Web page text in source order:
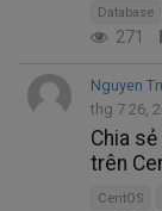
Database
271
Nguyen
thg 7 26,
Chia
trên
CentOS